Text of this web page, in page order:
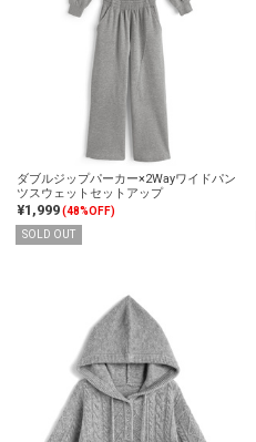
ダブルジップパーカー×2Wayワイドパン
ツスウェットセットアップ
¥1,999(48%OFF)
SOLD OUT